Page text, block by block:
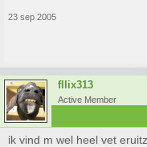
23 sep 2005
fllix313
Active Member
ik vind m wel heel vet